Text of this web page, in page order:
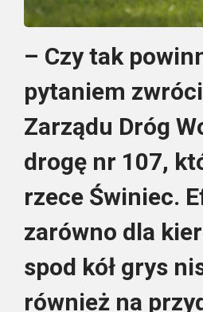
– Czy tak
pytaniem
Zarządu Dróg
drogę nr 107,
rzece Świniec.
zarówno dla
spod kół grys
również na